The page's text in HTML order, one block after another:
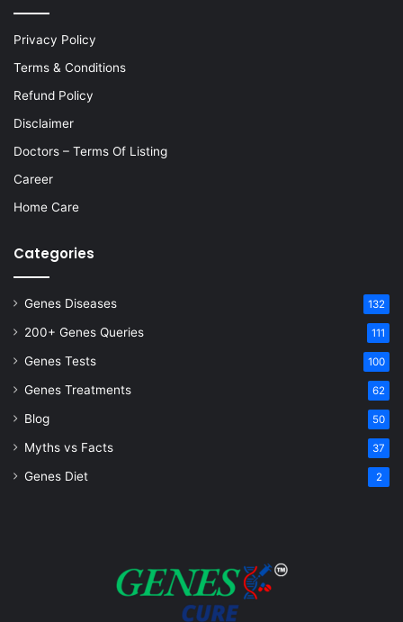
Privacy Policy
Terms & Conditions
Refund Policy
Disclaimer
Doctors – Terms Of Listing
Career
Home Care
Categories
Genes Diseases 132
200+ Genes Queries 111
Genes Tests 100
Genes Treatments 62
Blog 50
Myths vs Facts 37
Genes Diet 2